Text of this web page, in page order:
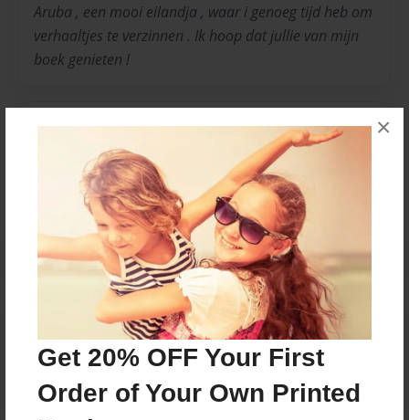
Get 20% OFF Your First
Order of Your Own Printed
×
Aruba , een mooi eilandja , waar i genoeg tijd heb om
verhaaltjes te verzinnen . Ik hoop dat jullie van mijn
boek genieten !
Messages from the Author
No author messages are available for this book.
Reader's Comments
Log inorcreate an accountto add a comment.